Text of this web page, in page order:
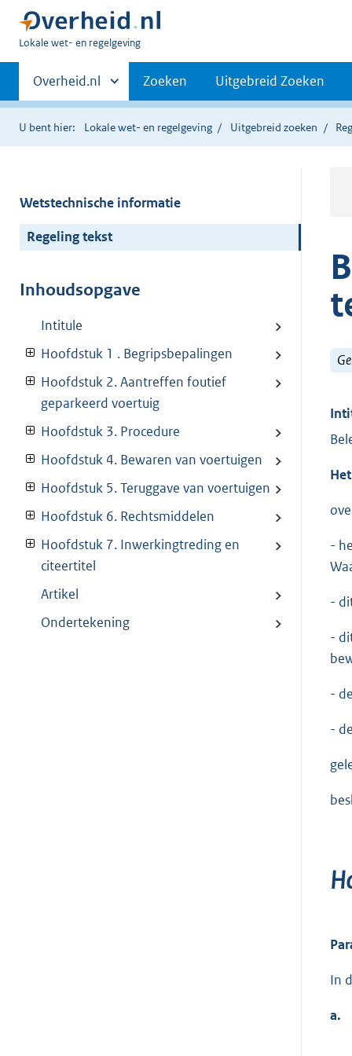
U
hier:
Lokale wet- en regelgeving
Primaire
navigatie
Andere
sites
binnen
Overheid.nl Zoeken Uitgebreid Zoeken
U bent hier: Lokale wet- en regelgeving Uitgebreid zoeken
Wetstechnische informatie
Regeling tekst
Inhoudsopgave
Intitule
Hoofdstuk 1 . Begripsbepalingen
Hoofdstuk 2. Aantreffen foutief
geparkeerd voertuig
Hoofdstuk 3. Procedure
Hoofdstuk 4. Bewaren van voertuigen
Hoofdstuk 5. Teruggave van voertuigen
Hoofdstuk 6. Rechtsmiddelen
Hoofdstuk 7. Inwerkingtreding en
citeertitel
Artikel
Ondertekening
H
-
-
-
-
-
In
a.